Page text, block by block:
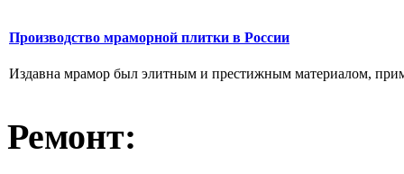
Производство мраморной плитки в России
Издавна мрамор был элитным и престижным материалом,
Ремонт: